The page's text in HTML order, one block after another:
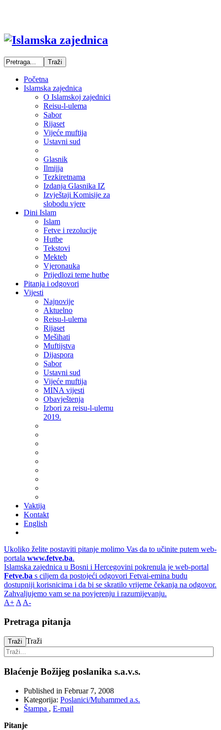
Početna
Islamska zajednica
O Islamskoj zajednici
Reisu-l-ulema
Sabor
Rijaset
Vijeće muftija
Ustavni sud
Glasnik
Ilmijja
Tezkiretnama
Izdanja Glasnika IZ
Izvještaji Komisije za
slobodu vjere
Dini Islam
Islam
Fetve i rezolucije
Hutbe
Tekstovi
Mekteb
Vjeronauka
Prijedlozi teme hutbe
Pitanja i odgovori
Vijesti
Najnovije
Aktuelno
Reisu-l-ulema
Rijaset
Mešihati
Muftijstva
Dijaspora
Sabor
Ustavni sud
Vijeće muftija
MINA vijesti
Obavještenja
Izbori za reisu-l-ulemu
2019.
Vaktija
Kontakt
English
Ukoliko želite postaviti pitanje molimo Vas da to učinite putem web-
portala www.fetve.ba.
Islamska zajednica u Bosni i Hercegovini pokrenula je web-portal
Fetve.ba s ciljem da postojeći odgovori Fetvai-emina budu
dostupniji korisnicima i da bi se skratilo vrijeme čekanja na odgovor.
Zahvaljujemo vam se na povjerenju i razumijevanju.
A+ A A-
Pretraga pitanja
Traži Traži
Blaćenje Božijeg poslanika s.a.v.s.
Published in Februar 7, 2008
Kategorija: Poslanici/Muhammed a.s.
Štampa , E-mail
Pitanje